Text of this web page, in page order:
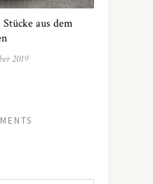
aus dem
2019